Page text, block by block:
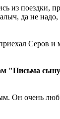
из поездки,
да не
Серов и
"Письма
Он очень